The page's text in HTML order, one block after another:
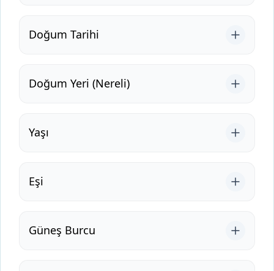
Doğum Tarihi
Doğum Yeri (Nereli)
Yaşı
Eşi
Güneş Burcu